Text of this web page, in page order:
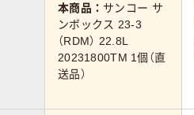
本商品： サンコー サ
ンボックス 23-3
（RDM） 22.8L
20231800TM 1個（直
送品）